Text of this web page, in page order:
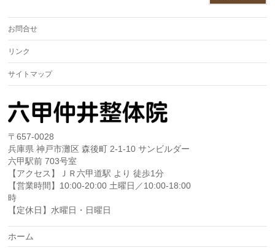
お問合せ
リンク
サイトマップ
〒657-0028
兵庫県 神戸市灘区 森後町 2-1-10 サンビルダー
六甲駅前 703号室
【アクセス】ＪＲ六甲道駅 より 徒歩1分
【営業時間】10:00-20:00 土曜日／10:00-18:00
時
【定休日】水曜日・日曜日
ホーム